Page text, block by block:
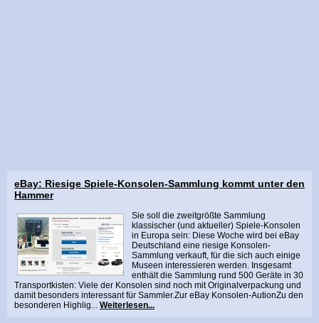
eBay: Riesige Spiele-Konsolen-Sammlung kommt unter den
Hammer
Sie soll die zweitgrößte Sammlung
klassischer (und aktueller) Spiele-Konsolen
in Europa sein: Diese Woche wird bei eBay
Deutschland eine riesige Konsolen-
Sammlung verkauft, für die sich auch einige
Museen interessieren werden. Insgesamt
enthält die Sammlung rund 500 Geräte in 30
Transportkisten: Viele der Konsolen sind noch mit Originalverpackung und
damit besonders interessant für Sammler.Zur eBay Konsolen-AutionZu den
besonderen Highlig... Weiterlesen...